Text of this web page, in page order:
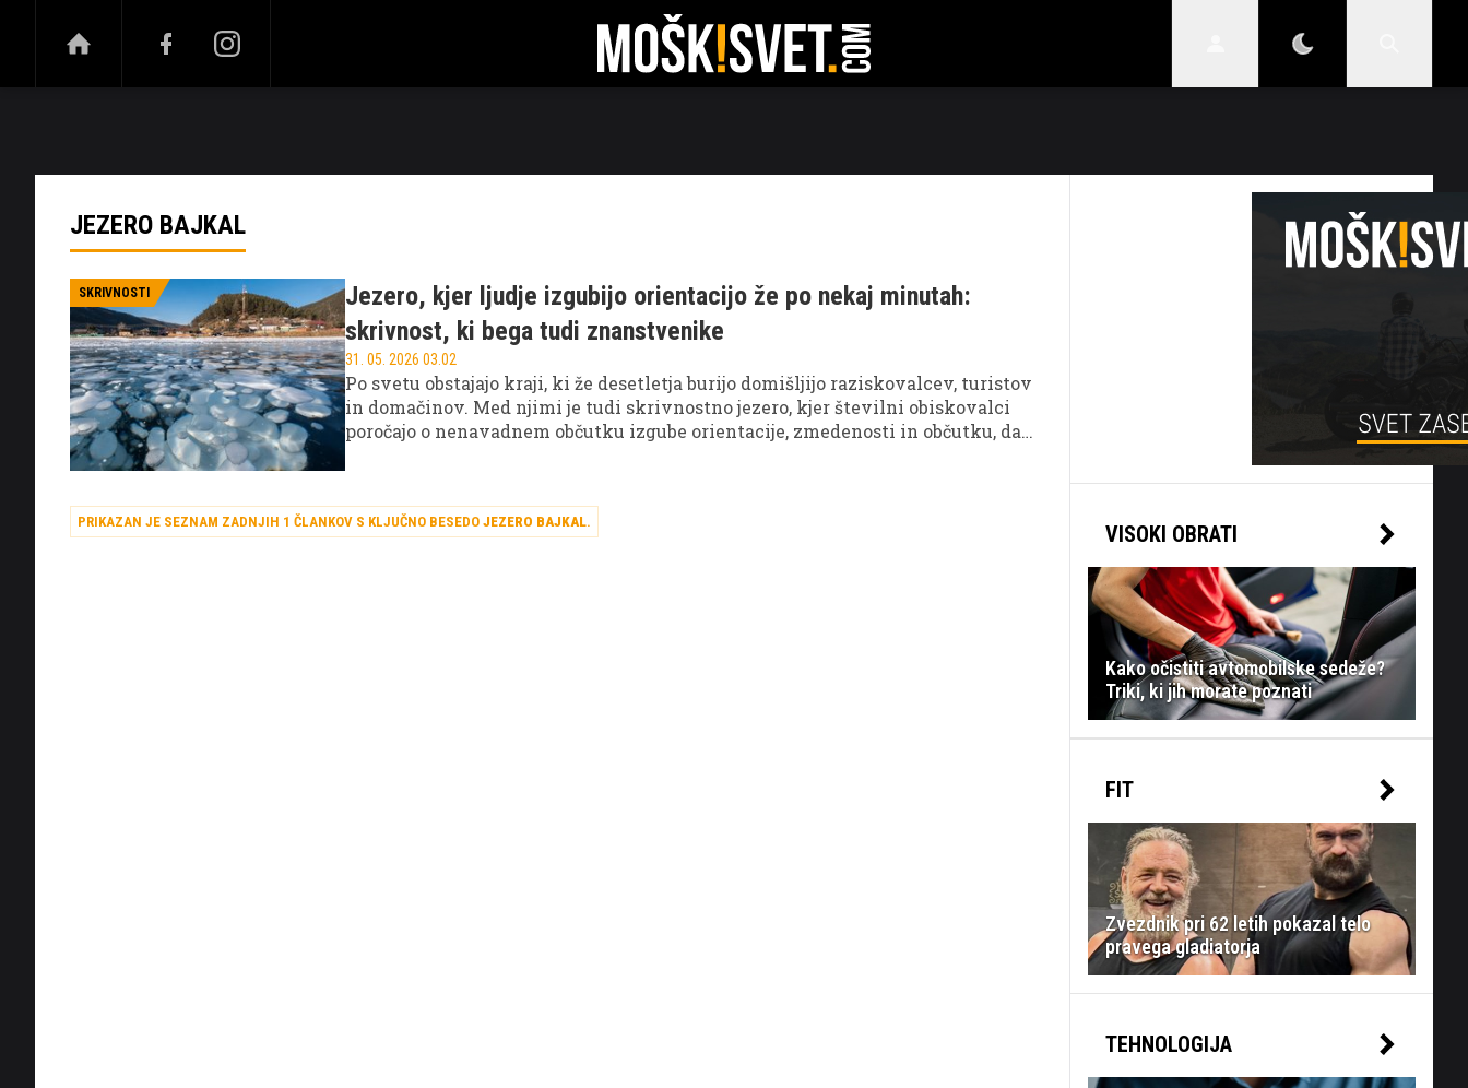
NOVICE ŠPORT TEHNOLOGIJA POTOVANJA ODNOSI VARNI V PROMETU
JEZERO BAJKAL
SKRIVNOSTI
Jezero, kjer ljudje izgubijo orientacijo že po nekaj minutah:
skrivnost, ki bega tudi znanstvenike
31. 05. 2026 03.02
Po svetu obstajajo kraji, ki že desetletja burijo domišljijo raziskovalcev, turistov
in domačinov. Med njimi je tudi skrivnostno jezero, kjer številni obiskovalci
poročajo o nenavadnem občutku izgube orientacije, zmedenosti in občutku, da
PRIKAZAN JE SEZNAM ZADNJIH 1 ČLANKOV S KLJUČNO BESEDO JEZERO BAJKAL. VISOKI OBRATI
Kako očistiti avtomobilske sedeže?
Triki, ki jih morate poznati
FIT
Zvezdnik pri 62 letih pokazal telo
pravega gladiatorja
TEHNOLOGIJA